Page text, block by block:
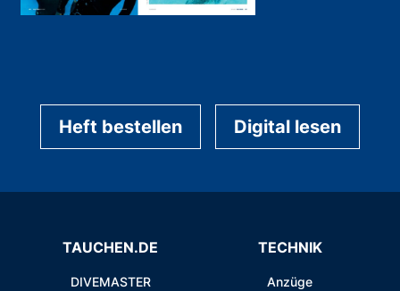
Heft bestellen Digital lesen
TAUCHEN.DE
DIVEMASTER
TECHNIK
Anzüge